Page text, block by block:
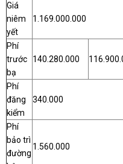
Giá
niêm
yết
1.169.000.000
Phí
trước
bạ
140.280.000
Phí
đăng
kiểm
340.000
Phí
bảo trì
đường
1.560.000